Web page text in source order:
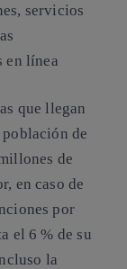
servicios
en línea
que llegan
de
de
en caso de
por
el 6 % de su
la